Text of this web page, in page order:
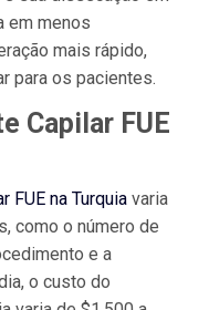
em menos
mais rápido,
para os pacientes.
Capilar FUE
FUE na Turquiavaria
como o número de
e a
o custo do